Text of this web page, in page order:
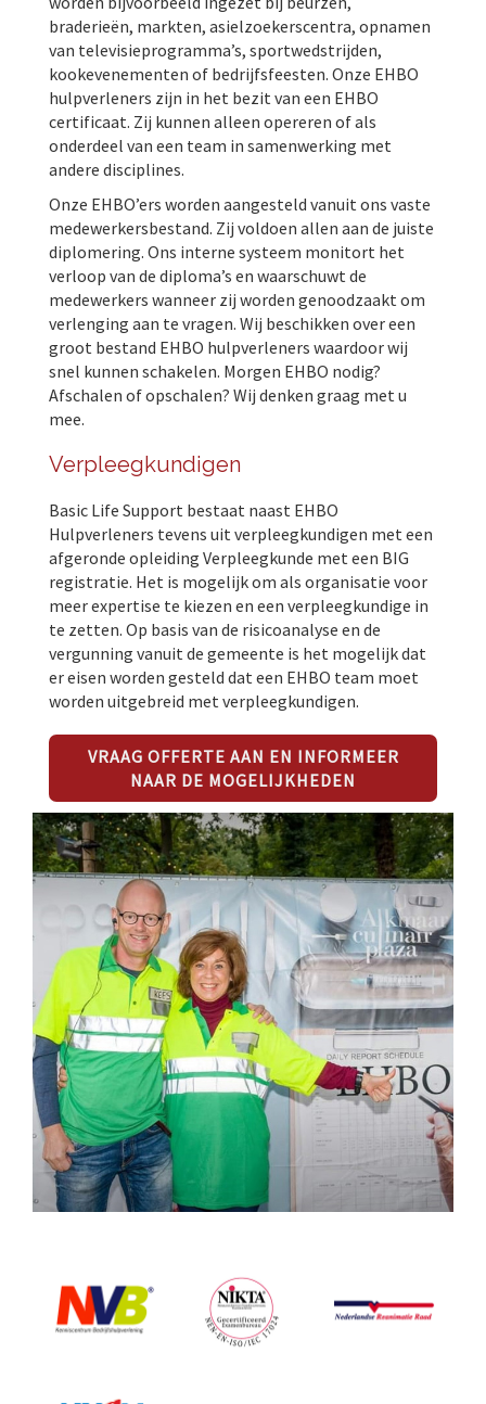
braderieën, markten, asielzoekerscentra, opnamen
van televisieprogramma’s, sportwedstrijden,
kookevenementen of bedrijfsfeesten. Onze EHBO
hulpverleners zijn in het bezit van een EHBO
certificaat. Zij kunnen alleen opereren of als
onderdeel van een team in samenwerking met
andere disciplines.
Onze EHBO’ers worden aangesteld vanuit ons vaste
medewerkersbestand. Zij voldoen allen aan de juiste
diplomering. Ons interne systeem monitort het
verloop van de diploma’s en waarschuwt de
medewerkers wanneer zij worden genoodzaakt om
verlenging aan te vragen. Wij beschikken over een
groot bestand EHBO hulpverleners waardoor wij
snel kunnen schakelen. Morgen EHBO nodig?
Afschalen of opschalen? Wij denken graag met u
mee.
Verpleegkundigen
Basic Life Support bestaat naast EHBO
Hulpverleners tevens uit verpleegkundigen met een
afgeronde opleiding Verpleegkunde met een BIG
registratie. Het is mogelijk om als organisatie voor
meer expertise te kiezen en een verpleegkundige in
te zetten. Op basis van de risicoanalyse en de
vergunning vanuit de gemeente is het mogelijk dat
er eisen worden gesteld dat een EHBO team moet
worden uitgebreid met verpleegkundigen.
VRAAG OFFERTE AAN EN INFORMEER
NAAR DE MOGELIJKHEDEN